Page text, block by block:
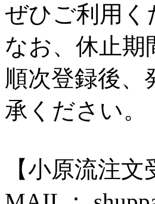
ぜひご利用
なお、休止期
順次登録後
承ください。
【小原流注